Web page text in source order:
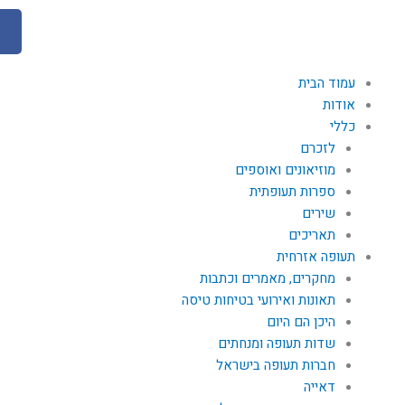
עמוד הבית
אודות
כללי
לזכרם
מוזיאונים ואוספים
ספרות תעופתית
שירים
תאריכים
תעופה אזרחית
מחקרים, מאמרים וכתבות
תאונות ואירועי בטיחות טיסה
היכן הם היום
שדות תעופה ומנחתים
חברות תעופה בישראל
דאייה